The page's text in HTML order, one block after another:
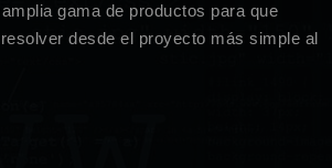
gama de productos para que
desde el proyecto más simple al